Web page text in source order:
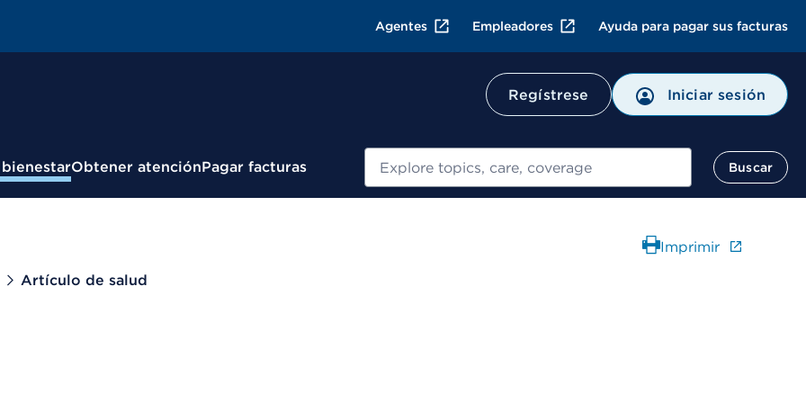
Agentes Empleadores Ayuda para pagar sus facturas
Regístrese Iniciar sesión
Obtener atenciónPagar facturas Buscar
Artículo de salud
Imprimir